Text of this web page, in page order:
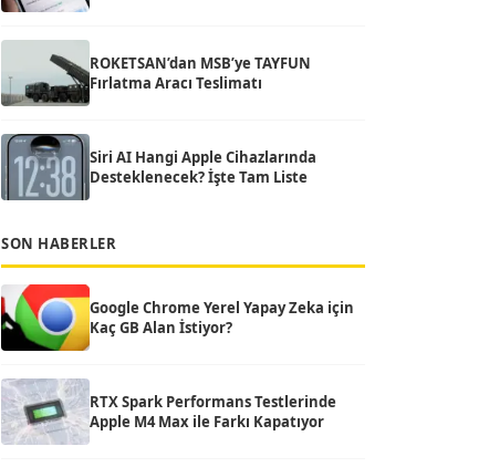
ROKETSAN’dan MSB’ye TAYFUN
Fırlatma Aracı Teslimatı
Siri AI Hangi Apple Cihazlarında
Desteklenecek? İşte Tam Liste
SON HABERLER
Google Chrome Yerel Yapay Zeka için
Kaç GB Alan İstiyor?
RTX Spark Performans Testlerinde
Apple M4 Max ile Farkı Kapatıyor